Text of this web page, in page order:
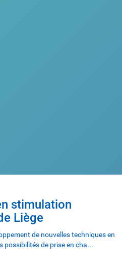
stimulation
Liège
de nouvelles techniques en
possibilités de prise en cha...